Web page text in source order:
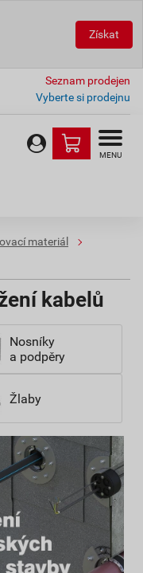
Získat
Seznam prodejen
Vyberte si prodejnu
MENU
materiál
kabelů
Nosníky
a podpěry
Žlaby